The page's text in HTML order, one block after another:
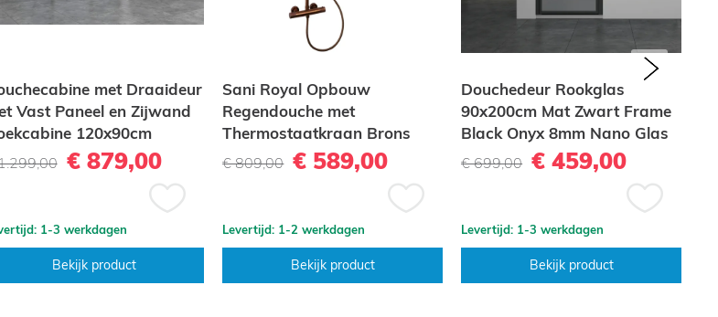
met Draaideur
Vast Paneel en Zijwand
120x90cm
Hoog Mat Zwart
Black Onyx 8mm
Glas Easy Clean
€ 879,00
1-3 werkdagen
Bekijk product
Sani Royal Opbouw
Regendouche met
Thermostaatkraan Brons
messing geborsteld Compleet
25 cm Rond met Geribbelde
€ 809,00 € 589,00
Levertijd: 1-2 werkdagen
Bekijk product
Douchedeur Rookglas
90x200cm Mat Zwart Frame
Black Onyx 8mm Nano Glas
Easy Clean
€ 699,00 € 459,00
Levertijd: 1-3 werkdagen
Bekijk product
next